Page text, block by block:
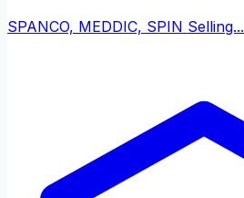
SPANCO, MEDDIC, SPIN Selling...